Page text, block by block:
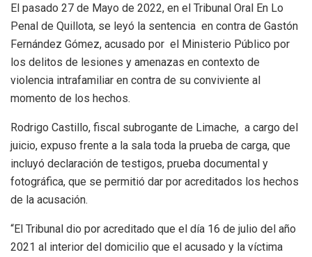
El pasado 27 de Mayo de 2022, en el Tribunal Oral En Lo
Penal de Quillota, se leyó la sentencia en contra de Gastón
Fernández Gómez, acusado por el Ministerio Público por
los delitos de lesiones y amenazas en contexto de
violencia intrafamiliar en contra de su conviviente al
momento de los hechos.
Rodrigo Castillo, fiscal subrogante de Limache, a cargo del
juicio, expuso frente a la sala toda la prueba de carga, que
incluyó declaración de testigos, prueba documental y
fotográfica, que se permitió dar por acreditados los hechos
de la acusación.
“El Tribunal dio por acreditado que el día 16 de julio del año
2021 al interior del domicilio que el acusado y la víctima